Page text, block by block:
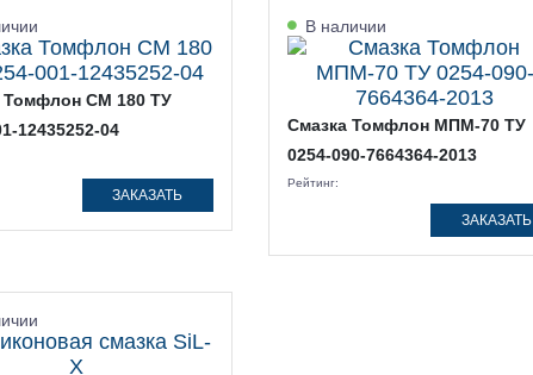
Томфлон СМ 180 ТУ
12435252-04
ЗАКАЗАТЬ
В наличии
Смазка Томфлон МПМ-70 ТУ
0254-090-7664364-2013
Рейтинг:
ЗАКАЗАТЬ